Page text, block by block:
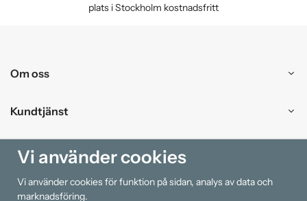
plats i Stockholm kostnadsfritt
Om oss
Kundtjänst
Handla
Information
Vi använder cookies
Vi använder cookies för funktion på sidan, analys av data och
marknadsföring.